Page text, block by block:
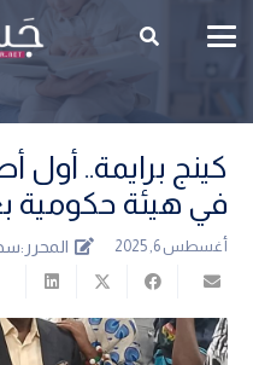
كينج برايمة.. أول
في هيئة حكومية
أغسطس 6, 2025 المحرر: